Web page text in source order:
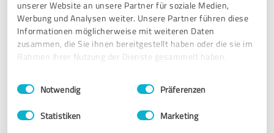
unserer Website an unsere Partner für soziale Medien,
Werbung und Analysen weiter. Unsere Partner führen diese
Informationen möglicherweise mit weiteren Daten
zusammen, die Sie ihnen bereitgestellt haben oder die sie im
Rahmen Ihrer Nutzung der Dienste gesammelt haben.
Impressum Datenschutzbestimmungen
Einwilligungsauswahl
Notwendig Präferenzen
Statistiken Marketing
wolpersweb.de Webdesign & Web
Development
22.03.2025 Anonym
5,00 von 5